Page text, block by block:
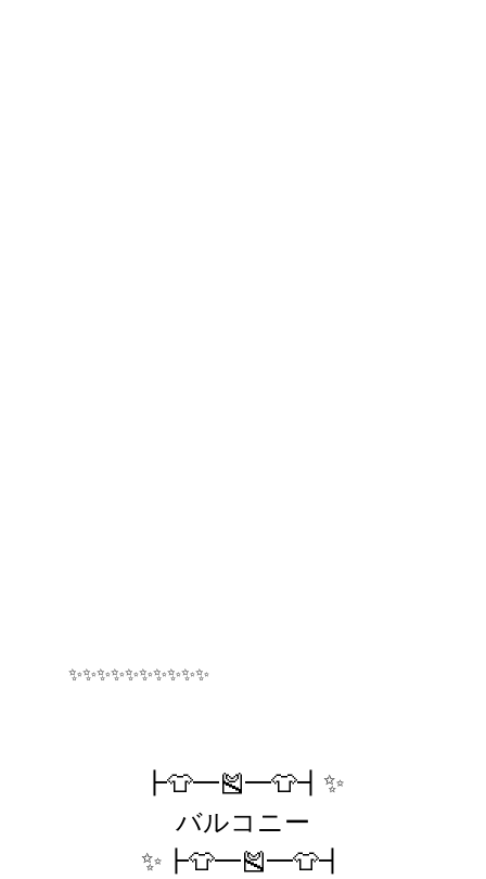
✨✨✨✨✨✨✨✨✨✨
┣👕━🎽━👕┫✨
バルコニー
✨┣👕━🎽━👕┫